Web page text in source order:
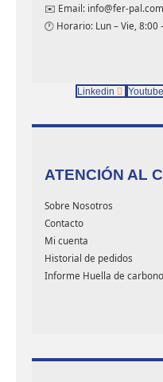
✉️ Email: info@fer-pal.com
🕐 Horario: Lun – Vie, 8:00
Linkedin Youtube
ATENCIÓN AL
Sobre Nosotros
Contacto
Mi cuenta
Historial de pedidos
Informe Huella de carbono